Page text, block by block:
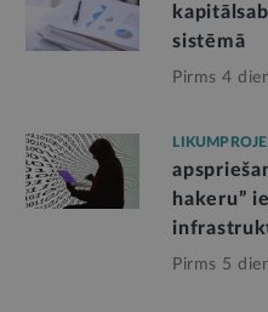
sistēmā
Pirms 4
hakeru”
Pirms 5